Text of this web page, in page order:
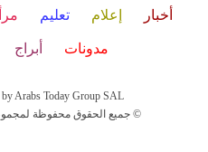
أخبار إعلام تعليم
مدونات أبراج
Arabs Today Group SAL
جميع الحقوق محفوظة لمجموعة العرب اليوم الاعلامية 2025 ©